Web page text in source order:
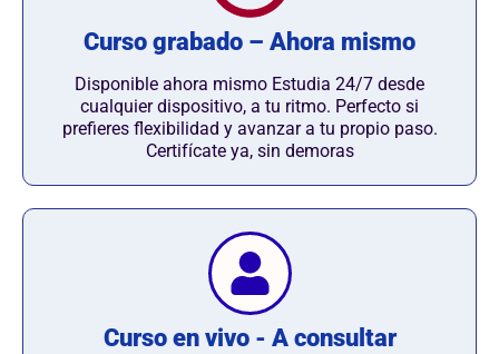
Curso grabado – Ahora mismo
Disponible ahora mismo Estudia 24/7 desde
cualquier dispositivo, a tu ritmo. Perfecto si
prefieres flexibilidad y avanzar a tu propio paso.
Certifícate ya, sin demoras
Curso en vivo - A consultar